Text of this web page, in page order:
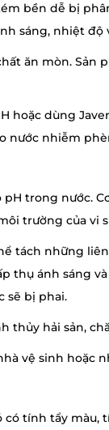
bền dễ bị
sáng, nhiệt độ
ăn mòn. Sản
hoặc dùng
nước nhiễm
trong nước.
trường của vi
tách những
thụ ánh sáng
sẽ bị phai.
thủy hải sản,
vệ sinh hoặc
tính tẩy màu,